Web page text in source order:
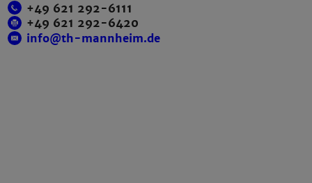
+49 621 292-6111
+49 621 292-6420
info@th-mannheim.de